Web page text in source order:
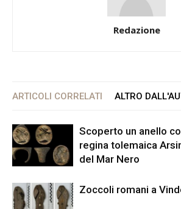
Redazione
ARTICOLI CORRELATI ALTRO
Scoperto un anello
regina tolemaica
del Mar Nero
Zoccoli romani a